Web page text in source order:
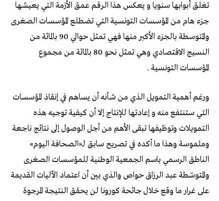
تغلق أبوابها سنويا و يعكس هذا الرقم عمق الأزمة التي يعيشها
جزء هام من المؤسسات التونسية التي تضطلع المؤسسات الصغرى
والمتوسطة بالجزء الأكبر منها فهي تمثل حوالي 90 بالمائة من
النسيج الاقتصادي وهي تمثل نحو 80 بالمائة من مجموع
المؤسسات التونسية .
ورغم أهمية التمويل الذي من شأنه أن يساهم في إنقاذ المؤسسات
التي ستنتفع منه و إعادتها للإنتاج إلا أن كيفية توجيه هذه
التمويلات وتوظيفها تبقى الأهم من أجل الوصول إلى نتائج ناجعة
وملموسة وهذا ما أكده في تصريح سابق لـ«الصحافة اليوم»
الناطق الرسمي باسم الجمعية الوطنية للمؤسسات الصغرى
والمتوسّطة عبد الرزاق حواص والذي بين أن اعتماد الآليات القديمة
على غرار ما وقع خلال جائحة كورونا لن يحقق النتيجة المرجوة